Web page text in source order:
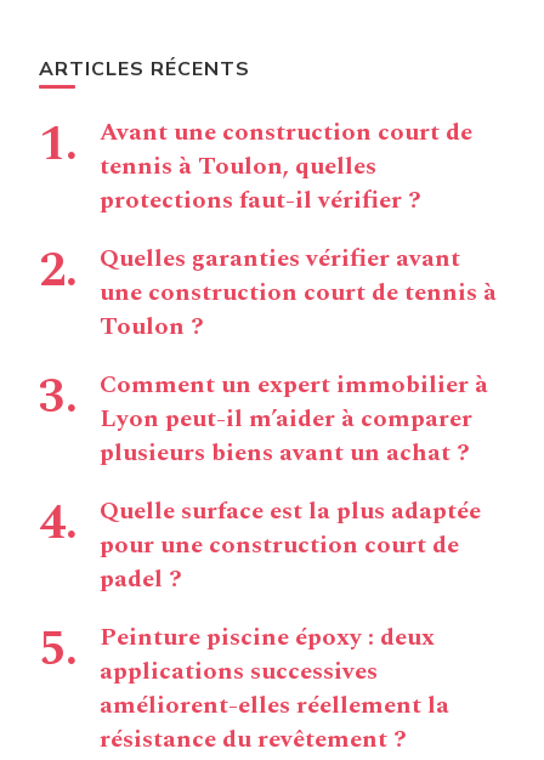
ARTICLES RÉCENTS
Avant une construction court de
tennis à Toulon, quelles
protections faut-il vérifier ?
Quelles garanties vérifier avant
une construction court de tennis à
Toulon ?
Comment un expert immobilier à
Lyon peut-il m’aider à comparer
plusieurs biens avant un achat ?
Quelle surface est la plus adaptée
pour une construction court de
padel ?
Peinture piscine époxy : deux
applications successives
améliorent-elles réellement la
résistance du revêtement ?